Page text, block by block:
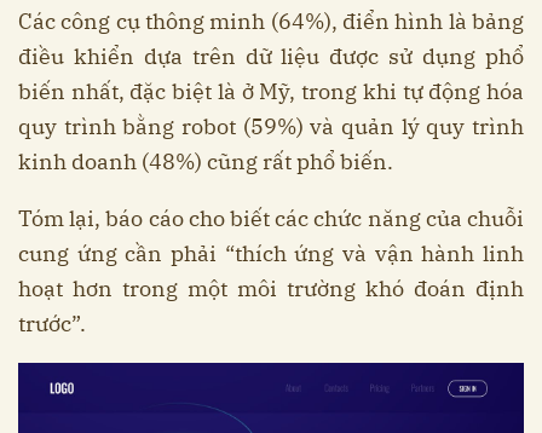
Các công cụ thông minh (64%), điển hình là bảng
điều khiển dựa trên dữ liệu được sử dụng phổ
biến nhất, đặc biệt là ở Mỹ, trong khi tự động hóa
quy trình bằng robot (59%) và quản lý quy trình
kinh doanh (48%) cũng rất phổ biến.
Tóm lại, báo cáo cho biết các chức năng của chuỗi
cung ứng cần phải “thích ứng và vận hành linh
hoạt hơn trong một môi trường khó đoán định
trước”.